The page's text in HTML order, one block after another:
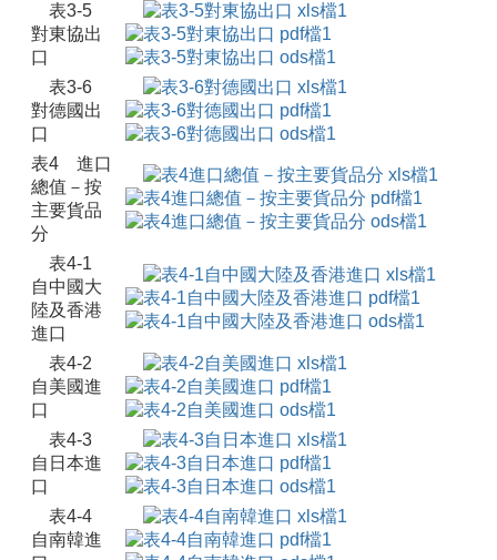
表3-5
對東協出
口
表3-6
對德國出
口
表4 進口
總值－按
主要貨品
分
表4-1
自中國大
陸及香港
進口
表4-2
自美國進
口
表4-3
自日本進
口
表4-4
自南韓進